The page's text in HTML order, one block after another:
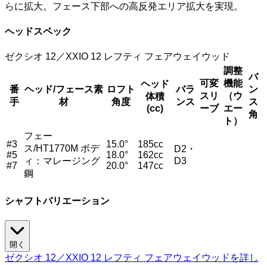
らに拡大。フェース下部への高反発エリア拡大を実現。
ヘッドスペック
ゼクシオ 12／XXIO 12 レフティ フェアウェイウッド
番
手
ヘッド/フェース素
材
ロフト
角度
ヘッド
体積
(cc)
バラ
ンス
可変
スリ
ーブ
調整
機能
（ウ
エー
ト）
バ
ン
ス
角
#3
#5
#7
フェー
ス/HT1770M ボデ
ィ：マレージング
鋼
15.0°
18.0°
20.0°
185cc
162cc
147cc
D2・
D3
シャフトバリエーション
開く
ゼクシオ 12／XXIO 12 レフティ フェアウェイウッドを詳し